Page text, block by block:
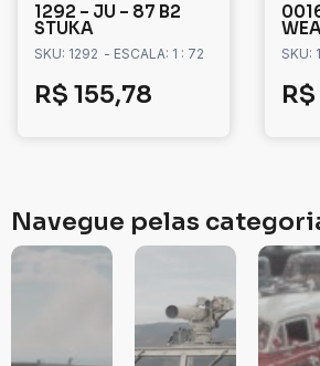
1292 – JU – 87 B2
STUKA
SKU: 1292 - ESCALA: 1 : 72
R$ 155,78
SKU:
R$
Navegue pelas